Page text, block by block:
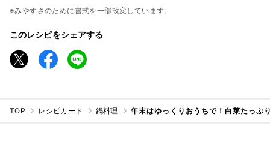
※みやすさのために書式を一部改変しています。
このレシピをシェアする
TOP レシピカード 鍋料理 年末はゆっくりおうちで！白菜たっぷ